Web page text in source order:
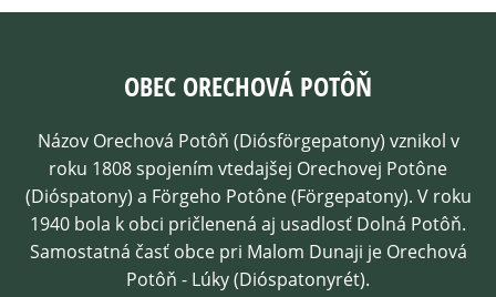
OBEC ORECHOVÁ POTÔŇ
Názov Orechová Potôň (Diósförgepatony) vznikol v
roku 1808 spojením vtedajšej Orechovej Potône
(Dióspatony) a Förgeho Potône (Förgepatony). V roku
1940 bola k obci pričlenená aj usadlosť Dolná Potôň.
Samostatná časť obce pri Malom Dunaji je Orechová
Potôň - Lúky (Dióspatonyrét).